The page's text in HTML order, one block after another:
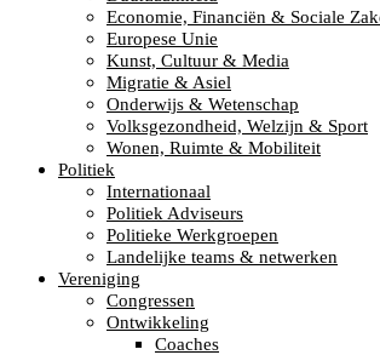
Economie, Financiën & Sociale
Europese Unie
Kunst, Cultuur & Media
Migratie & Asiel
Onderwijs & Wetenschap
Volksgezondheid, Welzijn & Sport
Wonen, Ruimte & Mobiliteit
Politiek
Internationaal
Politiek Adviseurs
Politieke Werkgroepen
Landelijke teams & netwerken
Vereniging
Congressen
Ontwikkeling
Coaches